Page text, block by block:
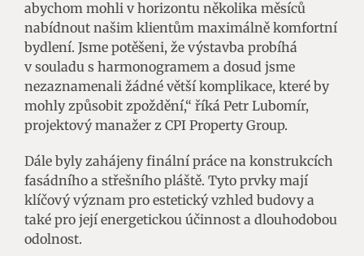
abychom mohli v horizontu několika měsíců
nabídnout našim klientům maximálně komfortní
bydlení. Jsme potěšeni, že výstavba probíhá
v souladu s harmonogramem a dosud jsme
nezaznamenali žádné větší komplikace, které by
mohly způsobit zpoždění,“ říká Petr Lubomír,
projektový manažer z CPI Property Group.
Dále byly zahájeny finální práce na konstrukcích
fasádního a střešního pláště. Tyto prvky mají
klíčový význam pro estetický vzhled budovy a
také pro její energetickou účinnost a dlouhodobou
odolnost.